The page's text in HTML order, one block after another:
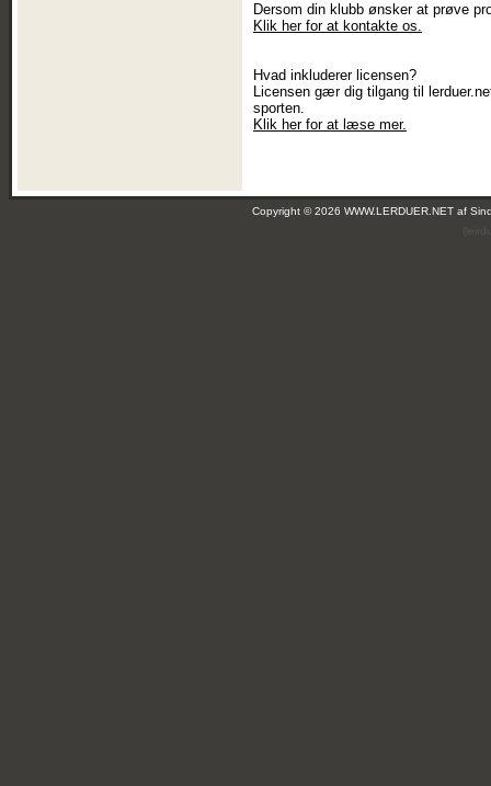
Dersom din klubb ønsker at prøve
Klik her for at kontakte os.
Hvad inkluderer licensen?
Licensen gær dig tilgang til
sporten.
Klik her for at læse mer.
Copyright © 2026 WWW.LERDUER.NET af